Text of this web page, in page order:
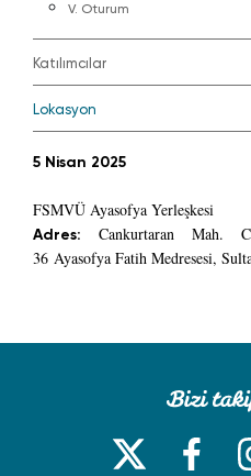
V. Oturum
Katılımcılar
Lokasyon
5 Nisan 2025
FSMVÜ Ayasofya Yerleşkesi
Adres: Cankurtaran Mah.
36 Ayasofya Fatih Medresesi,